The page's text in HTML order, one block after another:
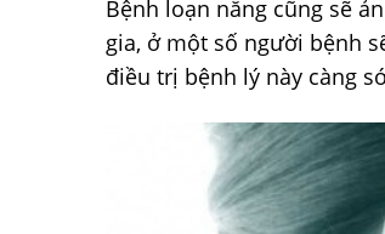
Bệnh loạn năng cũng sẽ
gia, ở một số người bệnh
điều trị bệnh lý này càng